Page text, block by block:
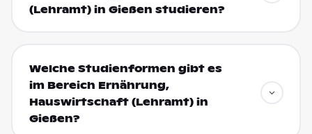
(Lehramt) in Gießen studieren?
Welche Studienformen gibt es
im Bereich Ernährung,
Hauswirtschaft (Lehramt) in
Gießen?